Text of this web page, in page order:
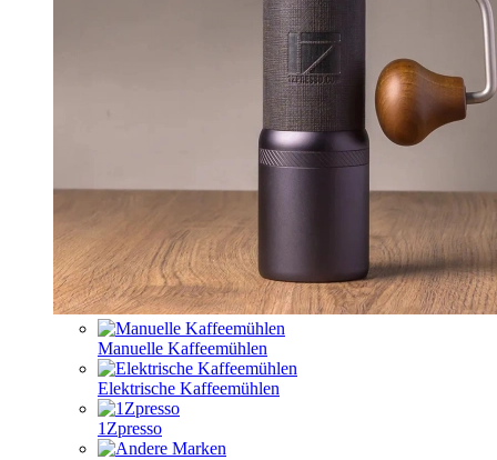
Manuelle Kaffeemühlen
Elektrische Kaffeemühlen
1Zpresso